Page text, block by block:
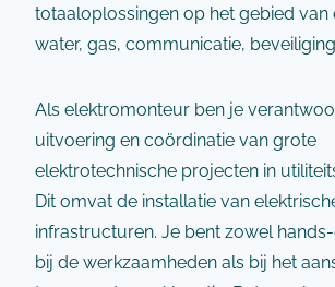
totaaloplossingen op het gebied van
water, gas, communicatie,
Als elektromonteur ben je
uitvoering en coördinatie van grote
elektrotechnische projecten in
Dit omvat de installatie van
infrastructuren. Je bent zowel
bij de werkzaamheden als bij het